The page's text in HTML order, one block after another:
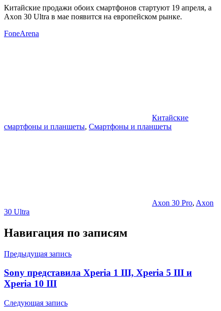
Китайские продажи обоих смартфонов стартуют 19 апреля, а
Axon 30 Ultra в мае появится на европейском рынке.
FoneArena
Китайские
смартфоны и планшеты, Смартфоны и планшеты
Axon 30 Pro, Axon
30 Ultra
Навигация по записям
Предыдущая запись
Sony представила Xperia 1 III, Xperia 5 III и
Xperia 10 III
Следующая запись